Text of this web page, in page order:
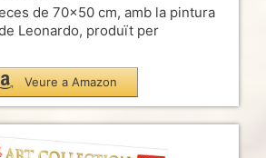
de 70×50 cm, amb la pintura
Leonardo, produït per
Veure a Amazon